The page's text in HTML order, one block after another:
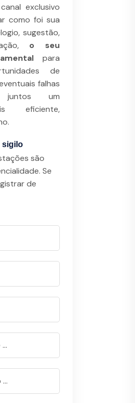
exclusivo
como foi sua
sugestão,
o seu
para
de
falhas
juntos um
eficiente,
sigilo
são
Se
de